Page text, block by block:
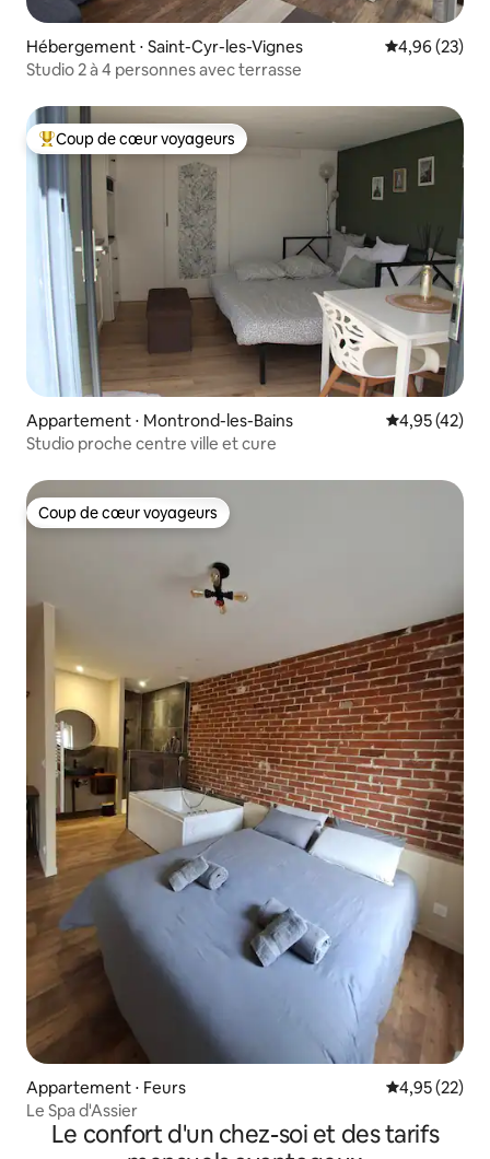
Hébergement ⋅ Saint-Cyr-les-Vignes Évaluation
4,96 (23)
Studio 2 à 4 personnes avec terrasse
Coups de cœur voyageurs les plus appréciés
Coup de cœur voyageurs
Appartement ⋅ Montrond-les-Bains Évaluation
4,95 (42)
Studio proche centre ville et cure
Coup de cœur voyageurs
Coup de cœur voyageurs
Appartement ⋅ Feurs Évaluation
4,95 (22)
Le Spa d'Assier
Le confort d'un chez-soi et des tarifs